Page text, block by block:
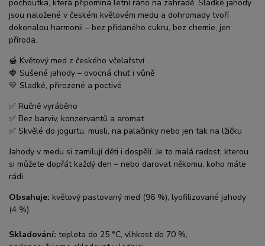
pochoutka, která připomíná letní ráno na zahradě. Sladké jahody
jsou naložené v českém květovém medu a dohromady tvoří
dokonalou harmonii – bez přidaného cukru, bez chemie, jen
příroda.
🍯 Květový med z českého včelařství
🍓 Sušené jahody – ovocná chuť i vůně
💛 Sladké, přirozené a poctivé
✅ Ručně vyráběno
✅ Bez barviv, konzervantů a aromat
✅ Skvělé do jogurtu, müsli, na palačinky nebo jen tak na lžičku
Jahody v medu si zamilují děti i dospělí. Je to malá radost, kterou
si můžete dopřát každý den – nebo darovat někomu, koho máte
rádi.
Obsahuje: květový pastovaný med (96 %), lyofilizované jahody
(4 %)
Skladování: teplota do 25 °C, vlhkost do 70 %,